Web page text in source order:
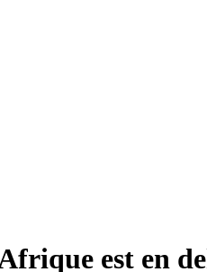
est en